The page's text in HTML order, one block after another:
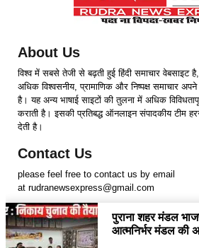
About Us
विश्व में सबसे तेजी से बढ़ती हुई हिंदी समाचार वेबसाइट
अधिक विश्वसनीय, प्रामाणिक और निष्पक्ष समाचार अपने
है। यह अन्य भाषाई साइटों की तुलना में अधिक
कराती है। इसकी प्रतिबद्ध ऑनलाइन संपादकीय टीम
देती है।
Contact Us
please feel free to contact us by email
at rudranewsexpress@gmail.com
Follow Us